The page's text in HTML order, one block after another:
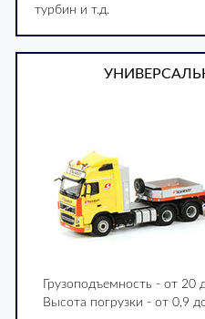
турбин и т.д.
Грузоподъемность - от 20
Высота погрузки - от 0,9